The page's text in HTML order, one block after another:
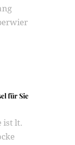
für Sie
ist lt.